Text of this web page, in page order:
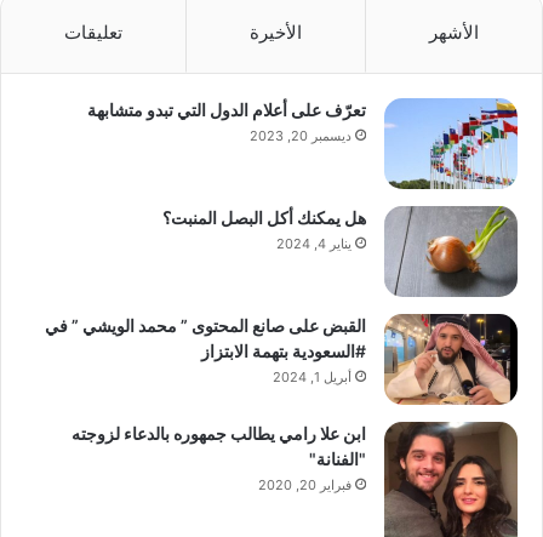
الأشهر الأخيرة تعليقات
تعرّف على أعلام الدول التي تبدو متشابهة
ديسمبر 20, 2023
هل يمكنك أكل البصل المنبت؟
يناير 4, 2024
القبض على صانع المحتوى ” محمد الويشي ” في
#السعودية بتهمة الابتزاز
أبريل 1, 2024
ابن علا رامي يطالب جمهوره بالدعاء لزوجته
"الفنانة"
فبراير 20, 2020